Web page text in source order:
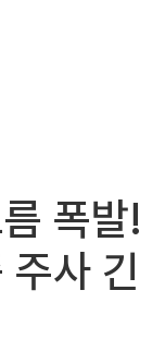
폭발!
사 긴